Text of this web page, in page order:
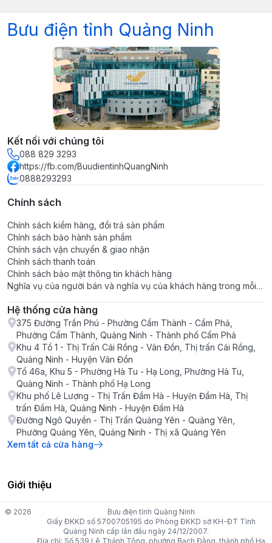
Bưu điện tỉnh Quảng Ninh
Kết nối với chúng tôi
088 829 3293
https://fb.com/BuudientinhQuangNinh
0888293293
Chính sách
Chính sách kiểm hàng, đổi trả sản phẩm
Chính sách bảo hành sản phẩm
Chính sách vận chuyển & giao nhận
Chính sách thanh toán
Chính sách bảo mật thông tin khách hàng
Nghĩa vụ của người bán và nghĩa vụ của khách hàng trong mỗi
Hệ thống cửa hàng
375 Đường Trần Phú - Phường Cẩm Thành - Cẩm Phả,
Phường Cẩm Thành, Quảng Ninh - Thành phố Cẩm Phả
Khu 4 Tổ 1 - Thị Trấn Cái Rồng - Vân Đồn, Thị trấn Cái Rồng,
Quảng Ninh - Huyện Vân Đồn
Tổ 46a, Khu 5 - Phường Hà Tu - Hạ Long, Phường Hà Tu,
Quảng Ninh - Thành phố Hạ Long
Khu phố Lê Lương - Thị Trấn Đầm Hà - Huyện Đầm Hà, Thị
trấn Đầm Hà, Quảng Ninh - Huyện Đầm Hà
Đường Ngô Quyền - Thị Trấn Quảng Yên - Quảng Yên,
Phường Quảng Yên, Quảng Ninh - Thị xã Quảng Yên
Xem tất cả cửa hàng
Giới thiệu
© 2026
Bưu điện tỉnh Quảng Ninh
Giấy ĐKKD số 5700705195 do Phòng ĐKKD sở KH-ĐT Tỉnh
Quảng Ninh cấp lần đầu ngày 24/12/2007.
Địa chỉ: Số 539 Lê Thánh Tông, phường Bạch Đằng, thành phố Hạ